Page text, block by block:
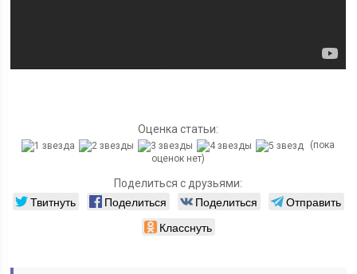
Оценка статьи:
(пока
оценок нет)
Поделиться с друзьями:
Твитнуть Поделиться Поделиться
Отправить
Класснуть